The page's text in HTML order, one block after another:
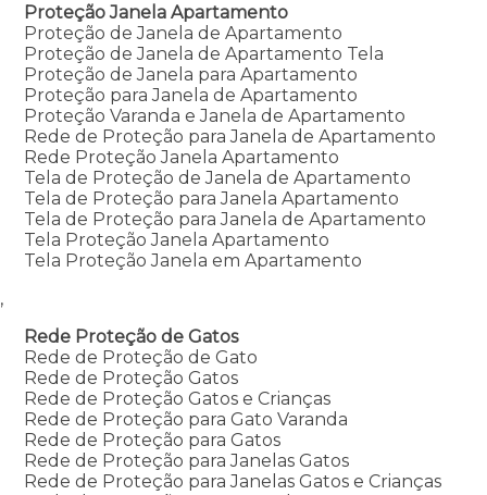
Proteção Janela Apartamento
Proteção de Janela de Apartamento
Proteção de Janela de Apartamento Tela
Proteção de Janela para Apartamento
Proteção para Janela de Apartamento
Proteção Varanda e Janela de Apartamento
Rede de Proteção para Janela de Apartamento
Rede Proteção Janela Apartamento
Tela de Proteção de Janela de Apartamento
Tela de Proteção para Janela Apartamento
Tela de Proteção para Janela de Apartamento
Tela Proteção Janela Apartamento
Tela Proteção Janela em Apartamento
,
Rede Proteção de Gatos
Rede de Proteção de Gato
Rede de Proteção Gatos
Rede de Proteção Gatos e Crianças
Rede de Proteção para Gato Varanda
Rede de Proteção para Gatos
Rede de Proteção para Janelas Gatos
Rede de Proteção para Janelas Gatos e Crianças